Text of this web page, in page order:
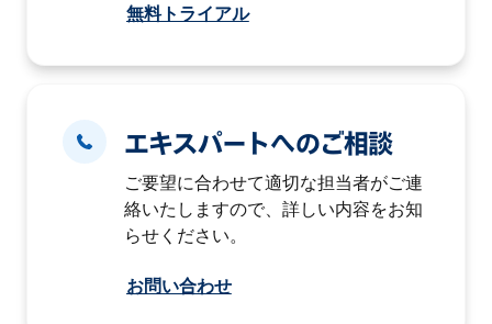
無料トライアル
エキスパートへのご相談
ご要望に合わせて適切な担当者がご連
絡いたしますので、詳しい内容をお知
らせください。
お問い合わせ